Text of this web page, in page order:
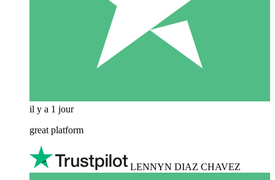
il y a 1 jour
great platform
LENNYN DIAZ CHAVEZ